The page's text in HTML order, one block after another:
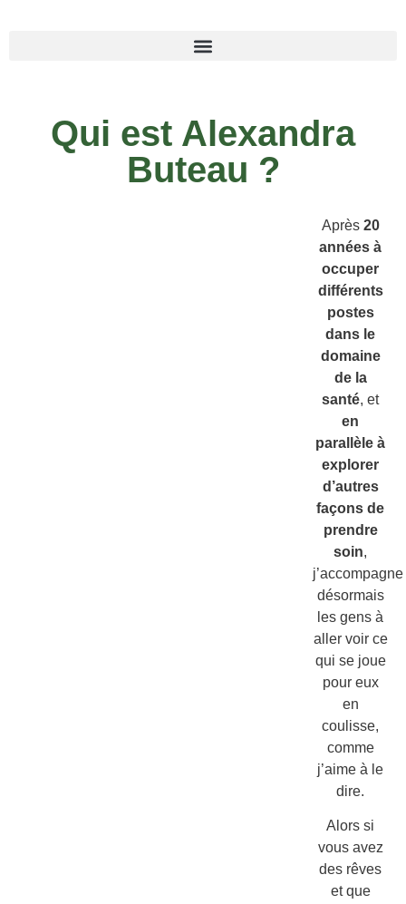
Qui est Alexandra
Buteau ?
Après 20
années à
occuper
différents
postes
dans le
domaine
de la
santé, et
en
parallèle à
explorer
d’autres
façons de
prendre
soin,
j’accompagne
désormais
les gens à
aller voir ce
qui se joue
pour eux
en
coulisse,
comme
j’aime à le
dire.
Alors si
vous avez
des rêves
et que